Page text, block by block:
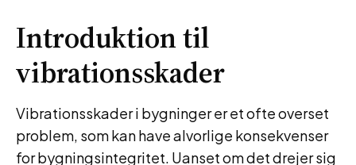
Introduktion til
vibrationsskader
Vibrationsskader i bygninger er et ofte overset
problem, som kan have alvorlige konsekvenser
for bygningsintegritet. Uanset om det drejer sig